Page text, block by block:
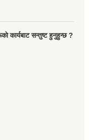
कार्यबाट सन्तुष्ट हुनुहुन्छ ?